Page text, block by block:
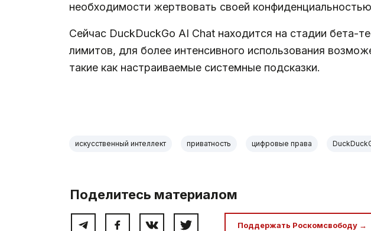
необходимости жертвовать своей
Сейчас DuckDuckGo AI Chat находится на стадии бета-
лимитов, для более интенсивного использования
такие как настраиваемые системные подсказки.
искусственный интеллект приватность цифровые права
Поделитесь материалом
Поддержать Роскомсвободу →